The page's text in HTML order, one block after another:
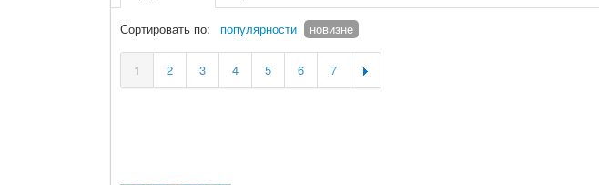
Сортировать по: популярности новизне
1 2 3 4 5 6 7